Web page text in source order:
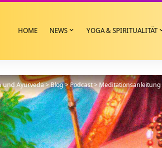
HOME NEWS YOGA & SPIRITUALITÄT
und Ayurveda>Blog>Podcast>Meditationsanleitung